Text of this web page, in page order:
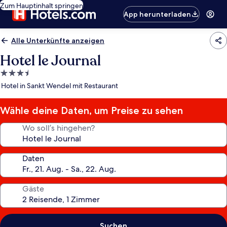
Zum Hauptinhalt springen
App herunterladen
Alle Unterkünfte anzeigen
Hotel le Journal
3.5-
Sterne-
Hotel in Sankt Wendel mit Restaurant
Wähle deine Daten, um Preise zu sehen
Wo soll’s hingehen?
Daten
Gäste